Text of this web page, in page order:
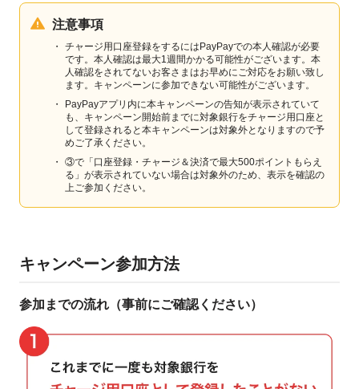
注意事項
チャージ用口座登録をするにはPayPayでの本人確認が必要
です。本人確認は最大1週間かかる可能性がございます。本
人確認をされてないお客さまはお早めにご対応をお願い致し
ます。キャンペーンに参加できない可能性がございます。
PayPayアプリ内に本キャンペーンの告知が表示されていて
も、キャンペーン開始前までに対象銀行をチャージ用口座と
して登録されると本キャンペーンは対象外となりますので予
めご了承ください。
③で「口座登録・チャージ＆決済で最大500ポイントもらえ
る」が表示されていない場合は対象外のため、表示を確認の
上ご参加ください。
キャンペーン参加方法
️参加までの流れ（事前にご確認ください）